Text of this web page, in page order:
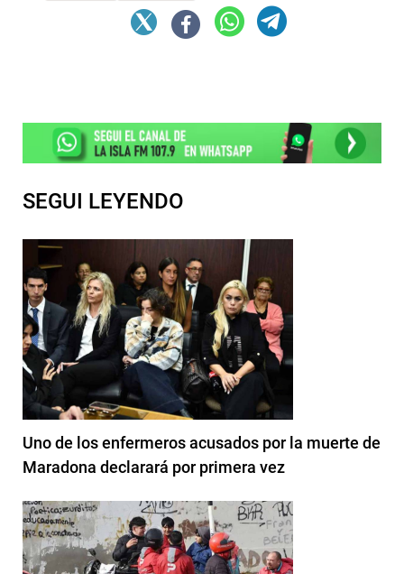
SEGUI LEYENDO
Uno de los enfermeros acusados por la muerte de
Maradona declarará por primera vez